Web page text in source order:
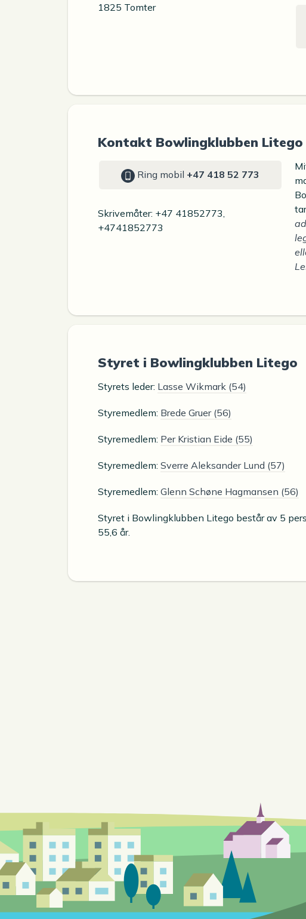
1825 Tomter
Kontakt Bowlingklubben Litego
Ring mobil +47 418 52 773
Skrivemåter: +47 41852773,
+4741852773
Styret i Bowlingklubben Litego
Styrets leder: Lasse Wikmark (54)
Styremedlem: Brede Gruer (56)
Styremedlem: Per Kristian Eide (55)
Styremedlem: Sverre Aleksander Lund (57)
Styremedlem: Glenn Schøne Hagmansen (56)
Styret i Bowlingklubben Litego består av 5
55,6 år.